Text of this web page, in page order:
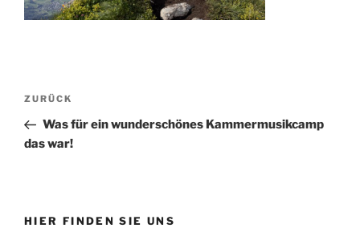
Beitragsnavigation
Vorheriger
Beitrag
ZURÜCK
Was für ein wunderschönes Kammermusikcamp
das war!
HIER FINDEN SIE UNS